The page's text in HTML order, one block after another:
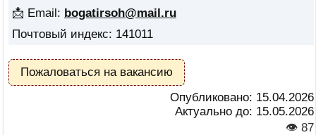
📩 Email: bogatirsoh@mail.ru
Почтовый индекс: 141011
Пожаловаться на вакансию
Опубликовано: 15.04.2026
Актуально до: 15.05.2026
👁 87